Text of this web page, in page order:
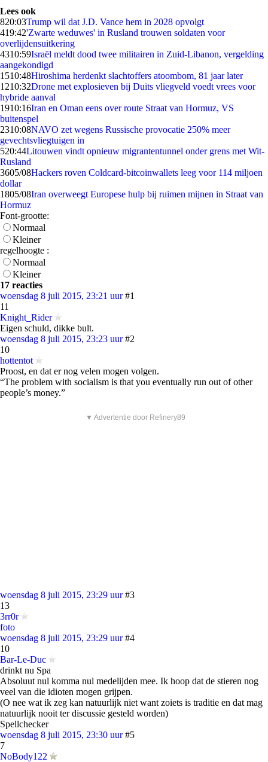
Lees ook
820:03Trump wil dat J.D. Vance hem in 2028 opvolgt
419:42'Zwarte weduwes' in Rusland trouwen soldaten voor
overlijdensuitkering
4310:59Israël meldt dood twee militairen in Zuid-Libanon, vergelding
aangekondigd
1510:48Hiroshima herdenkt slachtoffers atoombom, 81 jaar later
1210:32Drone met explosieven bij Duits vliegveld voedt vrees voor
hybride aanval
1910:16Iran en Oman eens over route Straat van Hormuz, VS
buitenspel
2310:08NAVO zet wegens Russische provocatie 250% meer
gevechtsvliegtuigen in
520:44Litouwen vindt opnieuw migrantentunnel onder grens met Wit-
Rusland
3605/08Hackers roven Coldcard-bitcoinwallets leeg voor 114 miljoen
dollar
1805/08Iran overweegt Europese hulp bij ruimen mijnen in Straat van
Hormuz
Font-grootte:
Normaal
Kleiner
regelhoogte :
Normaal
Kleiner
17 reacties
woensdag 8 juli 2015, 23:21 uur #1
11
Knight_Rider
Eigen schuld, dikke bult.
woensdag 8 juli 2015, 23:23 uur #2
10
hottentot
Proost, en dat er nog velen mogen volgen.
“The problem with socialism is that you eventually run out of other
people’s money.”
▼ Advertentie door Refinery89
woensdag 8 juli 2015, 23:29 uur #3
13
3rr0r
foto
woensdag 8 juli 2015, 23:29 uur #4
10
Bar-Le-Duc
drinkt nu Spa
Absoluut nul komma nul medelijden mee. Ik hoop dat de stieren nog
veel van die idioten mogen grijpen.
(O nee wat ik zeg kan natuurlijk niet want zoiets is traditie en dat mag
natuurlijk nooit ter discussie gesteld worden)
Spellchecker
woensdag 8 juli 2015, 23:30 uur #5
7
NoBody122